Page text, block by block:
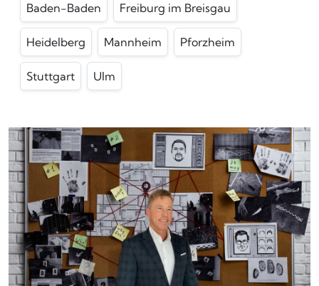
Baden-Baden Freiburg im Breisgau
Heidelberg Mannheim Pforzheim
Stuttgart Ulm